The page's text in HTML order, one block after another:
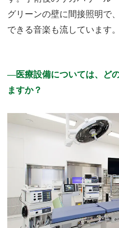
グリーンの壁に間接照明で
できる音楽も流しています。
医療設備については、ど
ますか？